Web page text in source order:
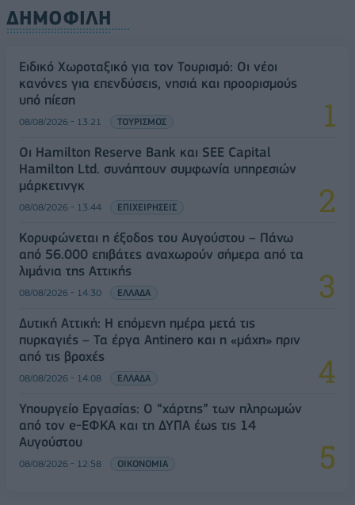
ΔΗΜΟΦΙΛΗ
Ειδικό Χωροταξικό για τον Τουρισμό: Οι νέοι
κανόνες για επενδύσεις, νησιά και προορισμούς
υπό πίεση
08/08/2026 - 13:21 ΤΟΥΡΙΣΜΟΣ
Οι Hamilton Reserve Bank και SEE Capital
Hamilton Ltd. συνάπτουν συμφωνία υπηρεσιών
μάρκετινγκ
08/08/2026 - 13:44 ΕΠΙΧΕΙΡΗΣΕΙΣ
Κορυφώνεται η έξοδος του Αυγούστου – Πάνω
από 56.000 επιβάτες αναχωρούν σήμερα από τα
λιμάνια της Αττικής
08/08/2026 - 14:30 ΕΛΛΑΔΑ
Δυτική Αττική: Η επόμενη ημέρα μετά τις
πυρκαγιές – Τα έργα Antinero και η «μάχη» πριν
από τις βροχές
08/08/2026 - 14:08 ΕΛΛΑΔΑ
Υπουργείο Εργασίας: Ο “χάρτης” των πληρωμών
από τον e-ΕΦΚΑ και τη ΔΥΠΑ έως τις 14
Αυγούστου
08/08/2026 - 12:58 ΟΙΚΟΝΟΜΙΑ